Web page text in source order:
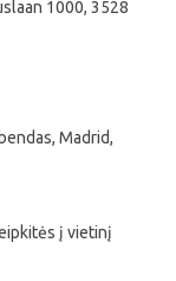
1000, 3528
Madrid,
į vietinį